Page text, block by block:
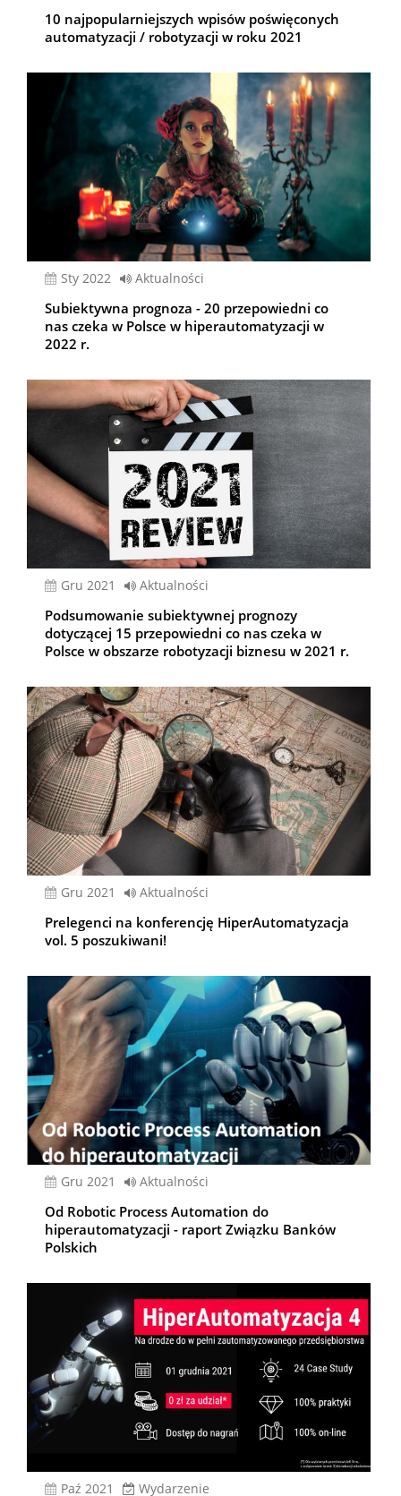
10 najpopularniejszych wpisów poświęconych
automatyzacji / robotyzacji w roku 2021
sty 2022 Aktualności
Subiektywna prognoza - 20 przepowiedni co
nas czeka w Polsce w hiperautomatyzacji w
2022 r.
gru 2021 Aktualności
Podsumowanie subiektywnej prognozy
dotyczącej 15 przepowiedni co nas czeka w
Polsce w obszarze robotyzacji biznesu w 2021 r.
gru 2021 Aktualności
Prelegenci na konferencję HiperAutomatyzacja
vol. 5 poszukiwani!
gru 2021 Aktualności
Od Robotic Process Automation do
hiperautomatyzacji - raport Związku Banków
Polskich
paź 2021 Wydarzenie